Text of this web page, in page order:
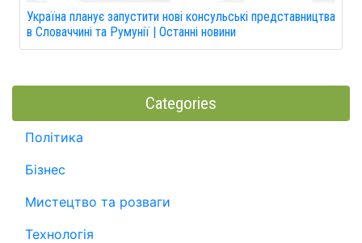
Україна планує запустити нові консульські представництва
в Словаччині та Румунії | Останні новини
Categories
Політика
Бізнес
Мистецтво та розваги
Технологія